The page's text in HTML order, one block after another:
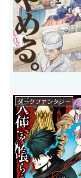
ダークファンタジー